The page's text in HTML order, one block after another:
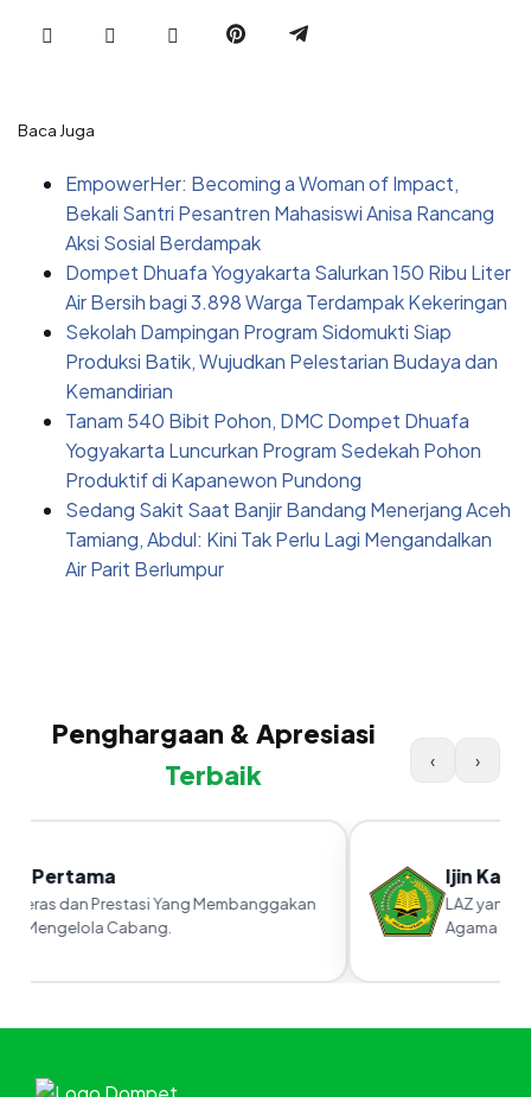
Baca Juga
EmpowerHer: Becoming a Woman of Impact,
Bekali Santri Pesantren Mahasiswi Anisa Rancang
Aksi Sosial Berdampak
Dompet Dhuafa Yogyakarta Salurkan 150 Ribu Liter
Air Bersih bagi 3.898 Warga Terdampak Kekeringan
Sekolah Dampingan Program Sidomukti Siap
Produksi Batik, Wujudkan Pelestarian Budaya dan
Kemandirian
Tanam 540 Bibit Pohon, DMC Dompet Dhuafa
Yogyakarta Luncurkan Program Sedekah Pohon
Produktif di Kapanewon Pundong
Sedang Sakit Saat Banjir Bandang Menerjang Aceh
Tamiang, Abdul: Kini Tak Perlu Lagi Mengandalkan
Air Parit Berlumpur
Penghargaan & Apresiasi
Terbaik
‹ ›
Pertama
dan Prestasi Yang Membanggakan
Mengelola Cabang.
Ijin
LAZ yang
Agama RI